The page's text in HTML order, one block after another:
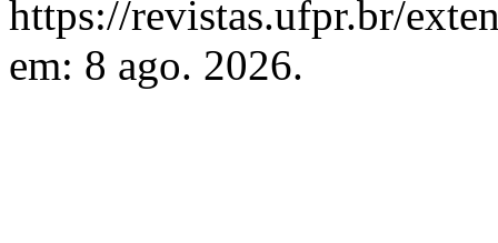
https://revistas.ufpr.br/
em: 8 ago. 2026.